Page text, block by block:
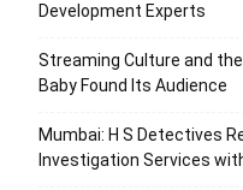
Development Experts
Streaming Culture and
Baby Found Its Audience
Mumbai: H S Detectives
Investigation Services